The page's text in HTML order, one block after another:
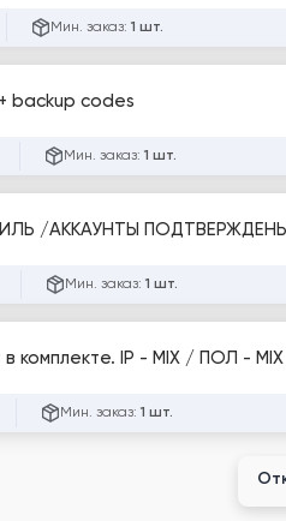
Мин. заказ: 1 шт.
| MAIL + 2FA + backup codes
Мин. заказ: 1 шт.
Мин. заказ: 1 шт.
Мин. заказ: 1 шт.